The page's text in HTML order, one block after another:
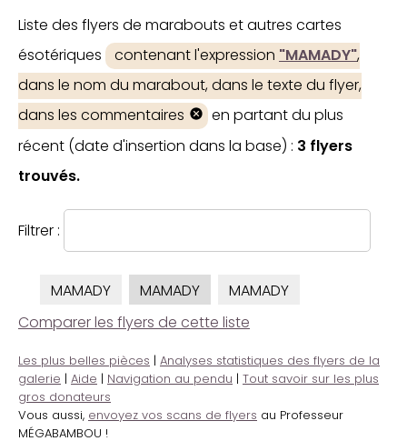
Liste des flyers de marabouts et autres cartes
ésotériques
contenant l'expression "MAMADY",
dans le nom du marabout, dans le texte du flyer,
dans les commentaires
en partant du plus
récent (date d'insertion dans la base) : 3 flyers
trouvés.
Filtrer :
MAMADY MAMADY
MAMADY
Comparer les flyers de cette liste
Les plus belles pièces | Analyses statistiques des flyers de la
galerie | Aide | Navigation au pendu | Tout savoir sur les plus
gros donateurs
Vous aussi, envoyez vos scans de flyers au Professeur
MÉGABAMBOU !